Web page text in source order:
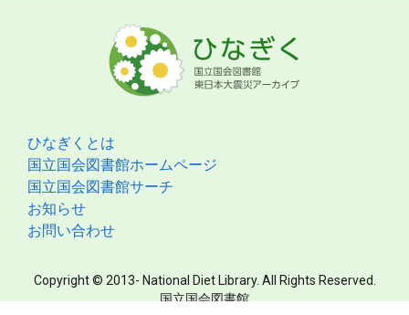
ひなぎくとは
国立国会図書館ホームページ
国立国会図書館サーチ
お知らせ
お問い合わせ
Copyright © 2013- National Diet Library. All Rights Reserved.